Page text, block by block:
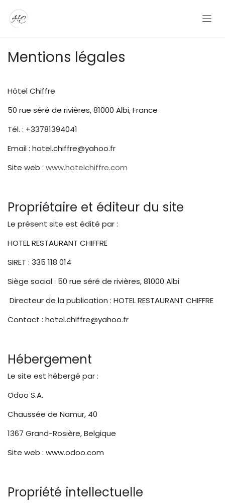
Mentions légales
Hôtel Chiffre
50 rue séré de rivières, 81000 Albi, France
Tél. : +33781394041
Email : hotel.chiffre@yahoo.fr
Site web : www.hotelchiffre.com
Propriétaire et éditeur du site
Le présent site est édité par :
HOTEL RESTAURANT CHIFFRE
SIRET : 335 118 014
Siège social : 50 rue séré de rivières, 81000 Albi
Directeur de la publication : HOTEL RESTAURANT CHIFFRE
Contact : hotel.chiffre@yahoo.fr
Hébergement
Le site est hébergé par :
Odoo S.A.
Chaussée de Namur, 40
1367 Grand-Rosière, Belgique
Site web : www.odoo.com
Propriété intellectuelle